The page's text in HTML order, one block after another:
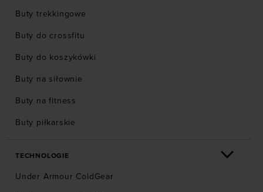
Buty trekkingowe
Buty do crossfitu
Buty do koszykówki
Buty na siłownie
Buty na fitness
Buty piłkarskie
TECHNOLOGIE
Under Armour ColdGear